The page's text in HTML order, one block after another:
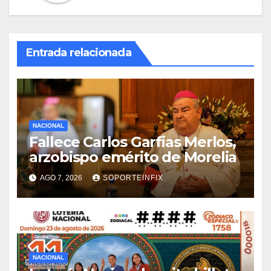
Entrada relacionada
NACIONAL
Fallece Carlos Garfias Merlos,
arzobispo emérito de Morelia
AGO 7, 2026 SOPORTEINFIX
NACIONAL